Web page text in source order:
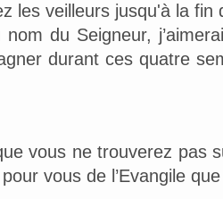
les veilleurs jusqu'à la fin
du Seigneur,
durant ces quatre
vous ne trouverez pas
vous de l’Evangile